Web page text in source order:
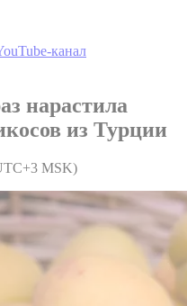
канал
нарастила
из Турции
MSK)